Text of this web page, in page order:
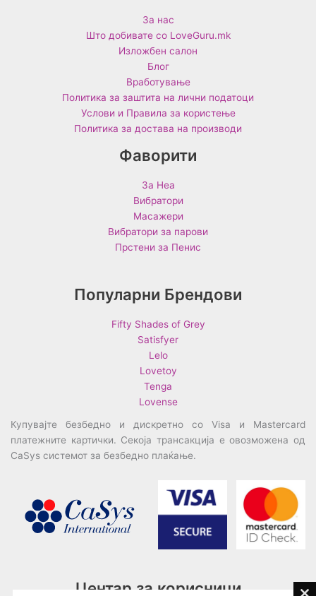
За нас
Што добивате со LoveGuru.mk
Изложбен салон
Блог
Вработување
Политика за заштита на лични податоци
Услови и Правила за користење
Политика за достава на производи
Фаворити
За Неа
Вибратори
Масажери
Вибратори за парови
Прстени за Пенис
Популарни Брендови
Fifty Shades of Grey
Satisfyer
Lelo
Lovetoy
Tenga
Lovense
Купувајте безбедно и дискретно со Visa и Mastercard
платежните картички. Секоја трансакција е овозможена од
CaSys системот за безбедно плаќање.
Центар за корисници